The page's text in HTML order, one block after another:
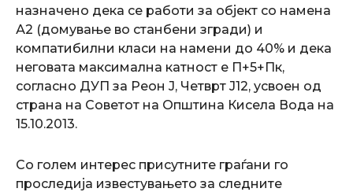
назначено дека се работи за објект со намена
А2 (домување во станбени згради) и
компатибилни класи на намени до 40% и дека
неговата максимална катност е П+5+Пк,
согласно ДУП за Реон Ј, Четврт Ј12, усвоен од
страна на Советот на Општина Кисела Вода на
15.10.2013.
Со голем интерес присутните граѓани го
проследија известувањето за следните